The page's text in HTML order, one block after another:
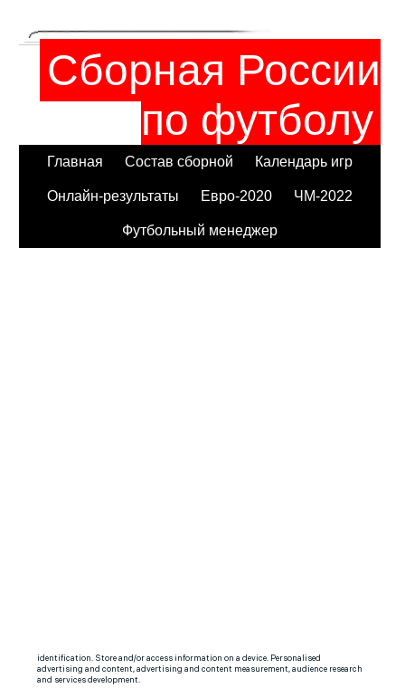
Сборная России
по футболу
Главная Состав сборной Календарь игр
Онлайн-результаты Евро-2020 ЧМ-2022
Футбольный менеджер